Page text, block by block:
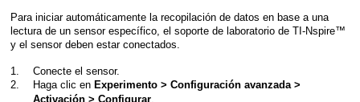
Para iniciar automáticamente la recopilación de datos en base a una
lectura de un sensor específico, el soporte de laboratorio de TI-Nspire™
y el sensor deben estar conectados.
1.
Conecte el sensor.
2.
Haga clic en Experimento > Configuración avanzada >
Activación > Configurar.